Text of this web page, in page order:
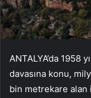
ANTALYA’da 1958
davasına konu,
bin metrekare alan